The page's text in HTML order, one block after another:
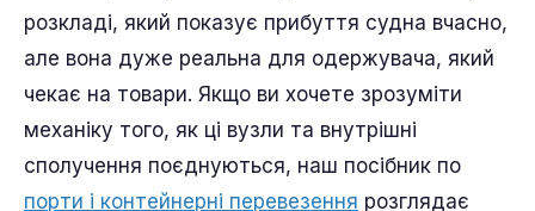
Внутрішній ефект ми бачимо найчіткіше під час
вивезення. Після великого розвантаження
слоти призначення водіїв у терміналі стають
дефіцитними, і контейнер, який зазвичай
вивозиться за два дні, може залишатися